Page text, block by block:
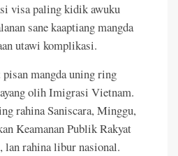
visa paling kidik awuku
sane kaaptiang mangda
utawi komplikasi.
mangda uning ring
olih Imigrasi Vietnam.
rahina Saniscara, Minggu,
Keamanan Publik Rakyat
rahina libur nasional.